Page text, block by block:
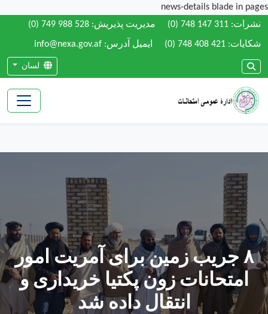
news-details blade in pages
نشرات: (0) 748 147 311 مدیریت پذیریش: (0) 749 988 528
شکایات: (0) 748 408 421 ایمیل آدرس: info@nexa.gov.af
لسان
۸ جریب زمین برای آمریت امور
امتحانات زون پکتیا خریداری و
انتقال داده شد